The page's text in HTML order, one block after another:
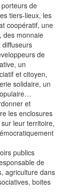
de
tiers-lieux, les
coopératif, une
des monnaie
de
un
et citoyen,
solidaire, un
et
les enclosures
leur territoire,
publics
de
agriculture dans
boites